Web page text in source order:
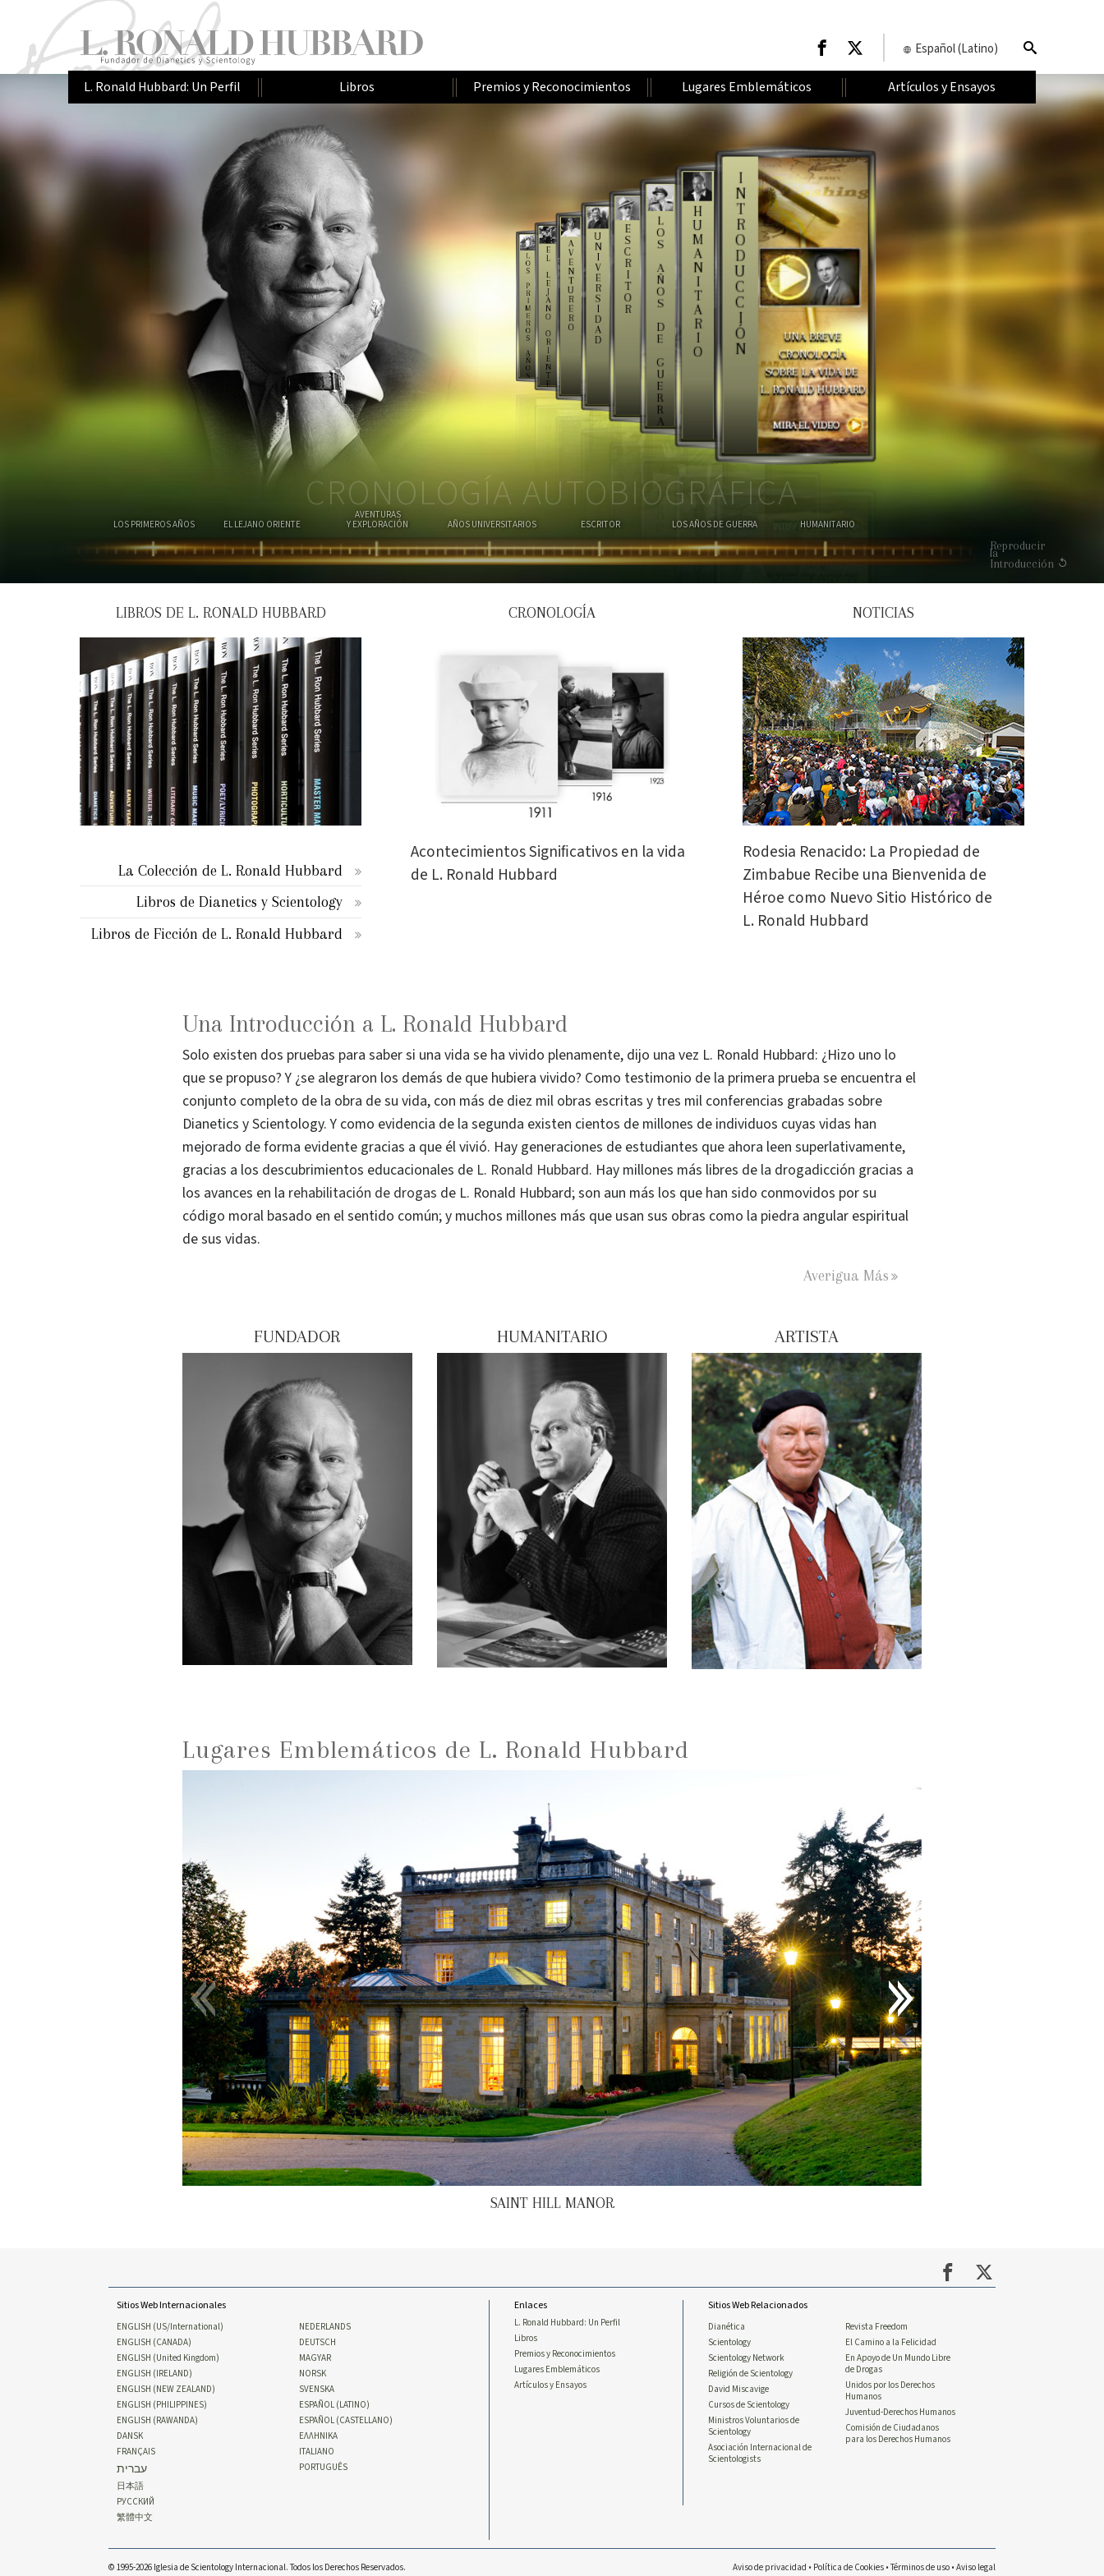
Español (Latino)
L. Ronald Hubbard: Un Perfil Libros Premios y Reconocimientos Lugares Emblemáticos Artículos y Ensayos
UNA BREVE
CRONOLOGÍA
SOBRE LA VIDA DE
L. RONALD HUBBARD
MIRA EL VIDEO
I
N
T
R
O
D
U
C
C
I
Ó
N
H
U
M
A
N
I
T
A
R
I
O
L
O
S
A
Ñ
O
S
D
E
G
U
E
R
R
A
E
S
C
R
I
T
O
R
U
N
I
V
E
R
S
I
D
A
D
A
V
E
N
T
U
R
E
R
O
E
L
L
E
J
A
N
O
O
R
I
E
N
T
E
L
O
S
P
R
I
M
E
R
O
S
A
Ñ
O
S
CRONOLOGÍA AUTOBIOGRÁFICA
LOS PRIMEROS AÑOS EL LEJANO ORIENTE
AVENTURAS
Y EXPLORACIÓN
AÑOS UNIVERSITARIOS ESCRITOR LOS AÑOS DE GUERRA
HUMANITARIO
Reproducir
la
Introducción
LIBROS DE L. RONALD HUBBARD
La Colección de L. Ronald Hubbard
Libros de Dianetics y Scientology
Libros de Ficción de L. Ronald Hubbard
CRONOLOGÍA
Acontecimientos Signiﬁcativos en la vida
de L. Ronald Hubbard
NOTICIAS
Rodesia Renacido: La Propiedad de
Zimbabue Recibe una Bienvenida de
Héroe como Nuevo Sitio Histórico de
L. Ronald Hubbard
Una Introducción a L. Ronald Hubbard
Solo existen dos pruebas para saber si una vida se ha vivido plenamente, dijo una vez L. Ronald Hubbard: ¿Hizo uno lo
que se propuso? Y ¿se alegraron los demás de que hubiera vivido? Como testimonio de la primera prueba se encuentra el
conjunto completo de la obra de su vida, con más de diez mil obras escritas y tres mil conferencias grabadas sobre
Dianetics y Scientology. Y como evidencia de la segunda existen cientos de millones de individuos cuyas vidas han
mejorado de forma evidente gracias a que él vivió. Hay generaciones de estudiantes que ahora leen superlativamente,
gracias a los descubrimientos educacionales de L. Ronald Hubbard. Hay millones más libres de la drogadicción gracias a
los avances en la rehabilitación de drogas de L. Ronald Hubbard; son aun más los que han sido conmovidos por su
código moral basado en el sentido común; y muchos millones más que usan sus obras como la piedra angular espiritual
de sus vidas.
Averigua Más
FUNDADOR HUMANITARIO ARTISTA
Lugares Emblemáticos de L. Ronald Hubbard
SAINT HILL MANOR
Sitios Web Internacionales
ENGLISH (US/International)
ENGLISH (CANADA)
ENGLISH (United Kingdom)
ENGLISH (IRELAND)
ENGLISH (NEW ZEALAND)
ENGLISH (PHILIPPINES)
ENGLISH (RAWANDA)
DANSK
FRANÇAIS
עברית
日本語
РУССКИЙ
繁體中文
NEDERLANDS
DEUTSCH
MAGYAR
NORSK
SVENSKA
ESPAÑOL (LATINO)
ESPAÑOL (CASTELLANO)
ΕΛΛΗΝΙΚA
ITALIANO
PORTUGUÊS
Enlaces
L. Ronald Hubbard: Un Perfil
Libros
Premios y Reconocimientos
Lugares Emblemáticos
Artículos y Ensayos
Sitios Web Relacionados
Dianética
Scientology
Scientology Network
Religión de Scientology
David Miscavige
Cursos de Scientology
Ministros Voluntarios de
Scientology
Asociación Internacional de
Scientologists
Revista Freedom
El Camino a la Felicidad
En Apoyo de Un Mundo Libre
de Drogas
Unidos por los Derechos
Humanos
Juventud-Derechos Humanos
Comisión de Ciudadanos
para los Derechos Humanos
© 1995-2026 Iglesia de Scientology Internacional. Todos los Derechos Reservados. Aviso de privacidad • Política de Cookies • Términos de uso • Aviso legal